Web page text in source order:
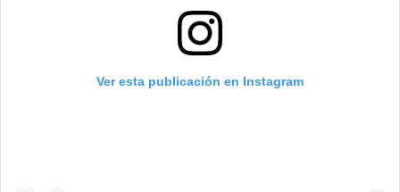
Ver esta publicación en Instagram